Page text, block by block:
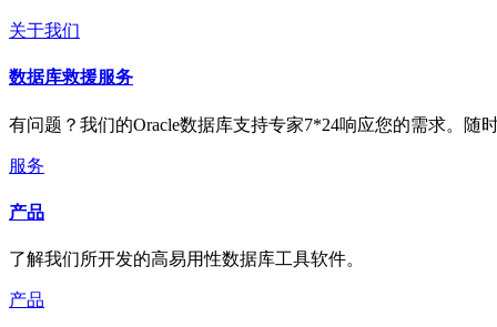
关于我们
数据库救援服务
有问题？我们的Oracle数据库支持专家7*24响应您的需求。随
服务
产品
了解我们所开发的高易用性数据库工具软件。
产品